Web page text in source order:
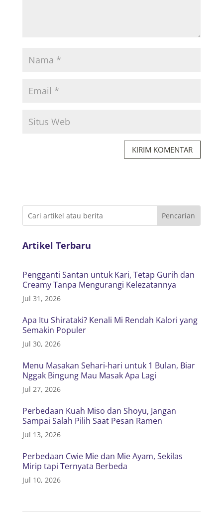
KIRIM KOMENTAR
Artikel Terbaru
Pengganti Santan untuk Kari, Tetap Gurih dan
Creamy Tanpa Mengurangi Kelezatannya
Jul 31, 2026
Apa Itu Shirataki? Kenali Mi Rendah Kalori yang
Semakin Populer
Jul 30, 2026
Menu Masakan Sehari-hari untuk 1 Bulan, Biar
Nggak Bingung Mau Masak Apa Lagi
Jul 27, 2026
Perbedaan Kuah Miso dan Shoyu, Jangan
Sampai Salah Pilih Saat Pesan Ramen
Jul 13, 2026
Perbedaan Cwie Mie dan Mie Ayam, Sekilas
Mirip tapi Ternyata Berbeda
Jul 10, 2026